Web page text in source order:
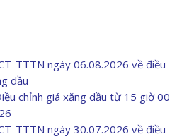
TTTN ngày 06.08.2026 về điều
dầu
chỉnh giá xăng dầu từ 15 giờ 00
TTTN ngày 30.07.2026 về điều